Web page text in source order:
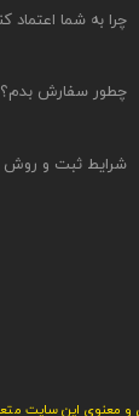
چرا به شما اعتماد
چطور سفارش بدم؟
شرایط ثبت و روش
این سایت متعلق